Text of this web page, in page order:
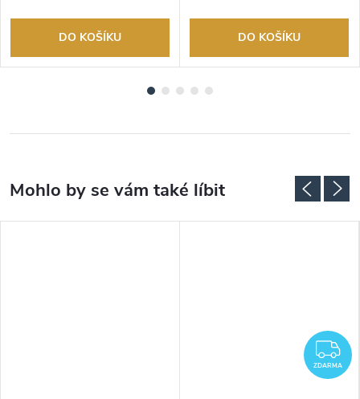
DO KOŠÍKU DO KOŠÍKU
ZDARMA